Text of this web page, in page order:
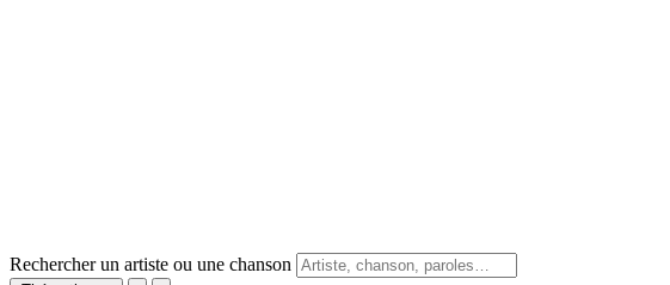
Rechercher un artiste ou une chanson